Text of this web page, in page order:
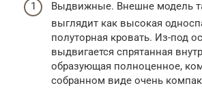
Выдвижные. Внешне модель
выглядит как высокая
полуторная кровать. Из-под
выдвигается спрятанная
образующая полноценное,
собранном виде очень